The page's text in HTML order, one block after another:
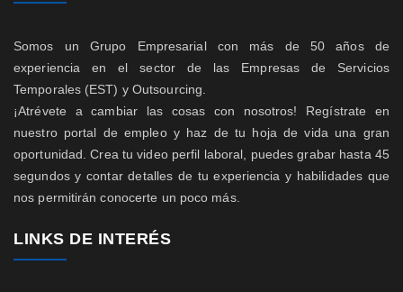
Somos un Grupo Empresarial con más de 50 años de
experiencia en el sector de las Empresas de Servicios
Temporales (EST) y Outsourcing.
¡Atrévete a cambiar las cosas con nosotros! Regístrate en
nuestro portal de empleo y haz de tu hoja de vida una gran
oportunidad. Crea tu video perfil laboral, puedes grabar hasta 45
segundos y contar detalles de tu experiencia y habilidades que
nos permitirán conocerte un poco más.
LINKS DE INTERÉS